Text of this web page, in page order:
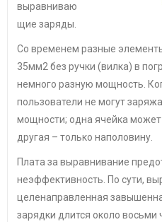
выравниваю
щие заряды.
Со временем разные
35мм2 без ручки (вилка) в
немного разную мощность.
пользователи не могут
мощности; одна ячейка
другая – только наполовину.
Плата за выравнивание
неэффективность. По сути,
целенаправленная
зарядки длится около восьми